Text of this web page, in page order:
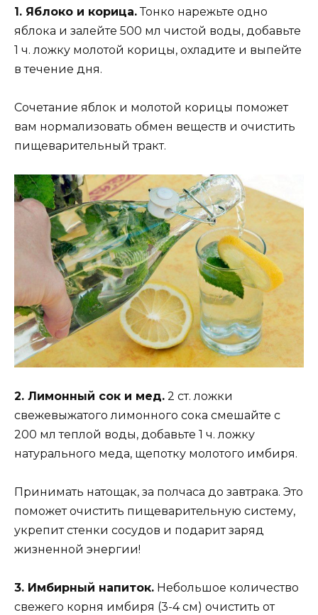
1. Яблоко и корица.Тонко нарежьте одно
яблока и залейте 500 мл чистой воды, добавьте
1 ч. ложку молотой корицы, охладите и выпейте
в течение дня.
Сочетание яблок и молотой корицы поможет
вам нормализовать обмен веществ и очистить
пищеварительный тракт.
2. Лимонный сок и мед. 2 ст. ложки
свежевыжатого лимонного сока смешайте с
200 мл теплой воды, добавьте 1 ч. ложку
натурального меда, щепотку молотого имбиря.
Принимать натощак, за полчаса до завтрака. Это
поможет очистить пищеварительную систему,
укрепит стенки сосудов и подарит заряд
жизненной энергии!
3. Имбирный напиток. Небольшое количество
свежего корня имбиря (3-4 см) очистить от